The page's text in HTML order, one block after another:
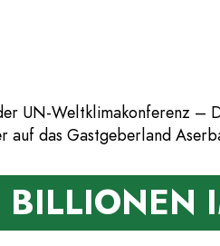
UN-Weltklimakonferenz –
auf das Gastgeberland
BILLIONEN